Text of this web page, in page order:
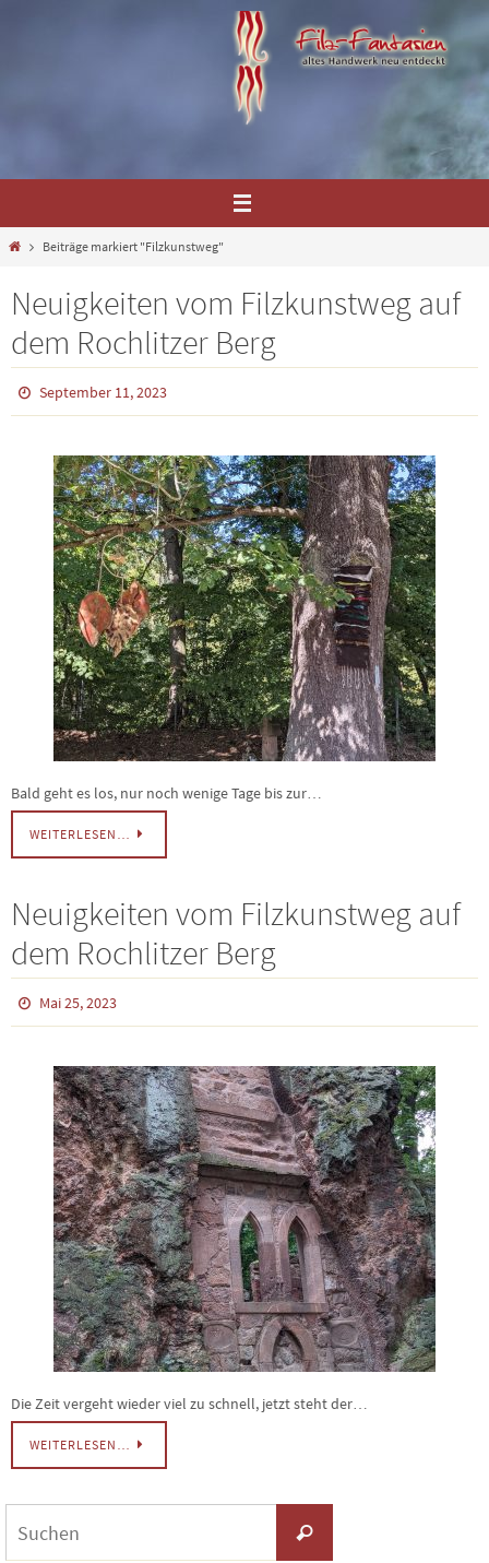
HomeBeiträge markiert "Filzkunstweg"
Neuigkeiten vom Filzkunstweg auf
dem Rochlitzer Berg
September 11, 2023
Bald geht es los, nur noch wenige Tage bis zur…
WEITERLESEN…
Neuigkeiten vom Filzkunstweg auf
dem Rochlitzer Berg
Mai 25, 2023
Die Zeit vergeht wieder viel zu schnell, jetzt steht der…
WEITERLESEN…
Suchen